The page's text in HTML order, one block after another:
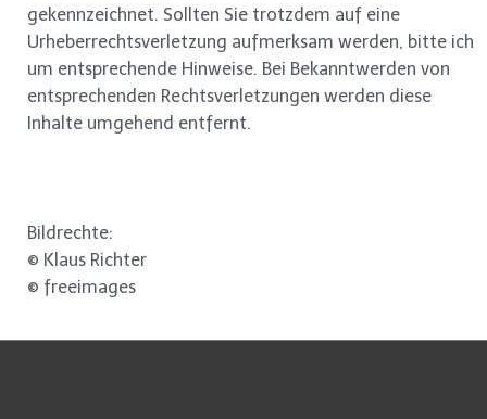
gekennzeichnet. Sollten Sie trotzdem auf eine
Urheberrechtsverletzung aufmerksam werden, bitte ich
um entsprechende Hinweise. Bei Bekanntwerden von
entsprechenden Rechtsverletzungen werden diese
Inhalte umgehend entfernt.
Bildrechte:
© Klaus Richter
© freeimages